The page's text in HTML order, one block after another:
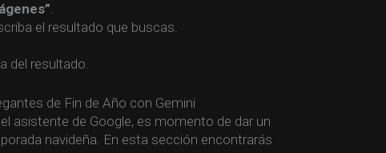
.
el resultado que buscas.
del resultado.
de Fin de Año con Gemini
asistente de Google, es momento de dar un
navideña. En esta sección encontrarás